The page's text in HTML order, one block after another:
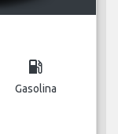
local_gas_station
Gasolina